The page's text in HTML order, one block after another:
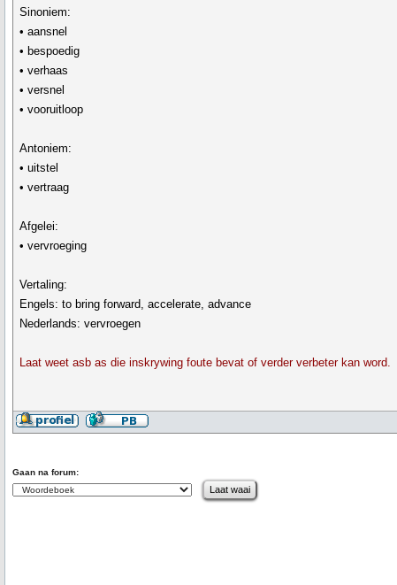
Sinoniem:
• aansnel
• bespoedig
• verhaas
• versnel
• vooruitloop
Antoniem:
• uitstel
• vertraag
Afgelei:
• vervroeging
Vertaling:
Engels: to bring forward, accelerate, advance
Nederlands: vervroegen
Laat weet asb as die inskrywing foute bevat of verder verbeter kan word.
Gaan na forum: